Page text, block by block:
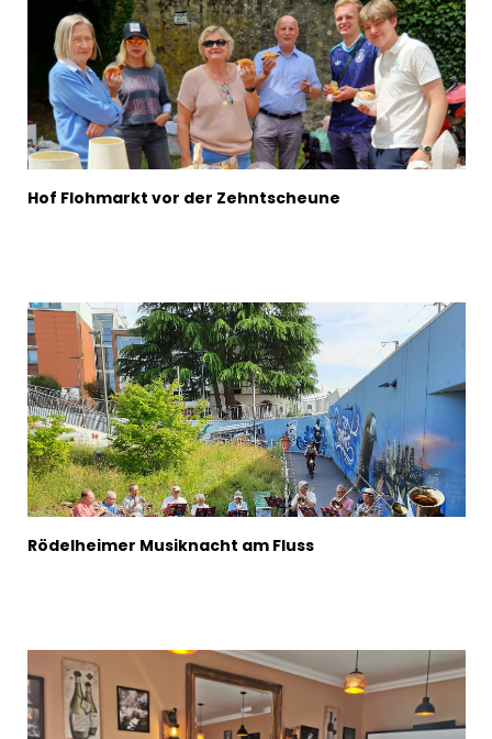
Hof Flohmarkt vor der Zehntscheune
Rödelheimer Musiknacht am Fluss